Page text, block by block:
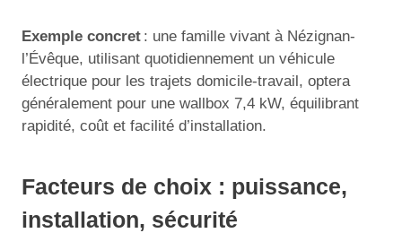
Exemple concret : une famille vivant à Nézignan-
l’Évêque, utilisant quotidiennement un véhicule
électrique pour les trajets domicile-travail, optera
généralement pour une wallbox 7,4 kW, équilibrant
rapidité, coût et facilité d’installation.
Facteurs de choix : puissance,
installation, sécurité